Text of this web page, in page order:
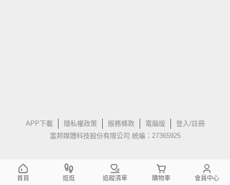
APP下載 隱私權政策 服務條款 電腦版
登入/註冊
富邦媒體科技股份有限公司 統編：27365925
首頁 逛逛 追蹤清單 購物車 會員中心